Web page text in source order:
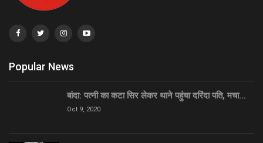
Popular News
बांदा: पत्नी का कटा सिर लेकर थाने पहुंचा दरिंदा पति, मचा…
Oct 9, 2020